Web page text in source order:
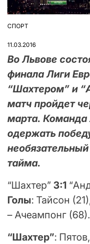
ОПУБЛІКУВАТИ
СПОРТ
11.03.2016
Во Львове
финала Лиги
“Шахтером” и
матч пройдет
марта.
одержать
тайма.
“Шахтер” 3:1
Голы: Тайсон
– Ачеампонг (68).
“Шахтер”: